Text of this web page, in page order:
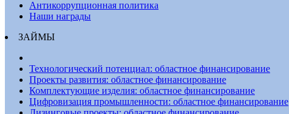
Антикоррупционная политика
Наши награды
ЗАЙМЫ
Технологический потенциал: областное финансирование
Проекты развития: областное финансирование
Комплектующие изделия: областное финансирование
Цифровизация промышленности: областное финансирование